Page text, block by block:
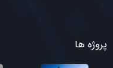
پروژه ها